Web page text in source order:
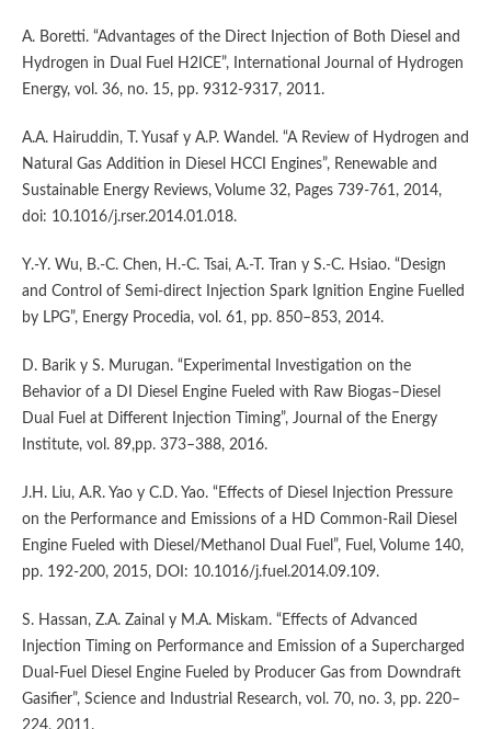
A. Boretti. “Advantages of the Direct Injection of Both Diesel and
Hydrogen in Dual Fuel H2ICE”, International Journal of Hydrogen
Energy, vol. 36, no. 15, pp. 9312-9317, 2011.
A.A. Hairuddin, T. Yusaf y A.P. Wandel. “A Review of Hydrogen and
Natural Gas Addition in Diesel HCCI Engines”, Renewable and
Sustainable Energy Reviews, Volume 32, Pages 739-761, 2014,
doi: 10.1016/j.rser.2014.01.018.
Y.-Y. Wu, B.-C. Chen, H.-C. Tsai, A.-T. Tran y S.-C. Hsiao. “Design
and Control of Semi-direct Injection Spark Ignition Engine Fuelled
by LPG”, Energy Procedia, vol. 61, pp. 850–853, 2014.
D. Barik y S. Murugan. “Experimental Investigation on the
Behavior of a DI Diesel Engine Fueled with Raw Biogas–Diesel
Dual Fuel at Different Injection Timing”, Journal of the Energy
Institute, vol. 89,pp. 373–388, 2016.
J.H. Liu, A.R. Yao y C.D. Yao. “Effects of Diesel Injection Pressure
on the Performance and Emissions of a HD Common-Rail Diesel
Engine Fueled with Diesel/Methanol Dual Fuel”, Fuel, Volume 140,
pp. 192-200, 2015, DOI: 10.1016/j.fuel.2014.09.109.
S. Hassan, Z.A. Zainal y M.A. Miskam. “Effects of Advanced
Injection Timing on Performance and Emission of a Supercharged
Dual-Fuel Diesel Engine Fueled by Producer Gas from Downdraft
Gasifier”, Science and Industrial Research, vol. 70, no. 3, pp. 220–